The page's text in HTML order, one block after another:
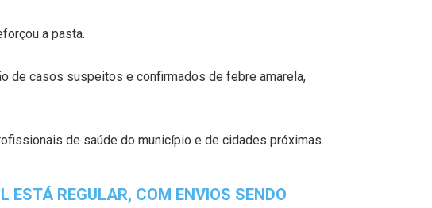
a pasta.
de casos suspeitos e confirmados de febre amarela,
de saúde do município e de cidades próximas.
ESTÁ REGULAR, COM ENVIOS SENDO